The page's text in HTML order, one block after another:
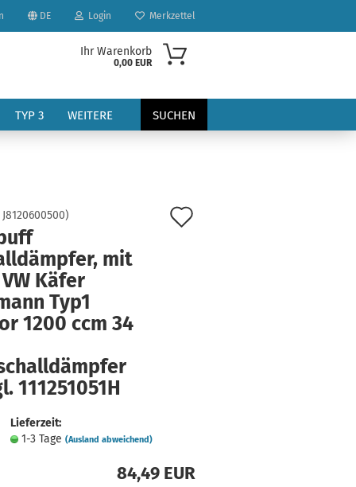
DE Login Merkzettel
Ihr Warenkorb
0,00 EUR
TYP 3 SUCHEN
WEITERE
J8120600500)
mit
VW Käfer
Typ1
1200 ccm 34
111251051H
Lieferzeit:
1-3 Tage (Ausland abweichend)
84,49 EUR